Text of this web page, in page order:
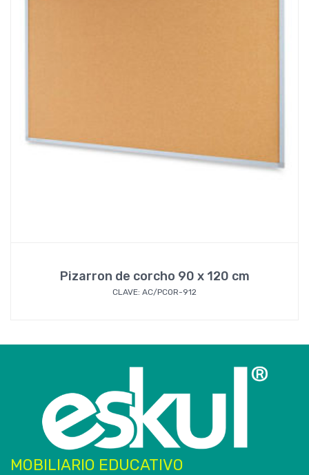
Pizarron de corcho 90 x 120 cm
CLAVE: AC/PCOR-912
MOBILIARIO EDUCATIVO